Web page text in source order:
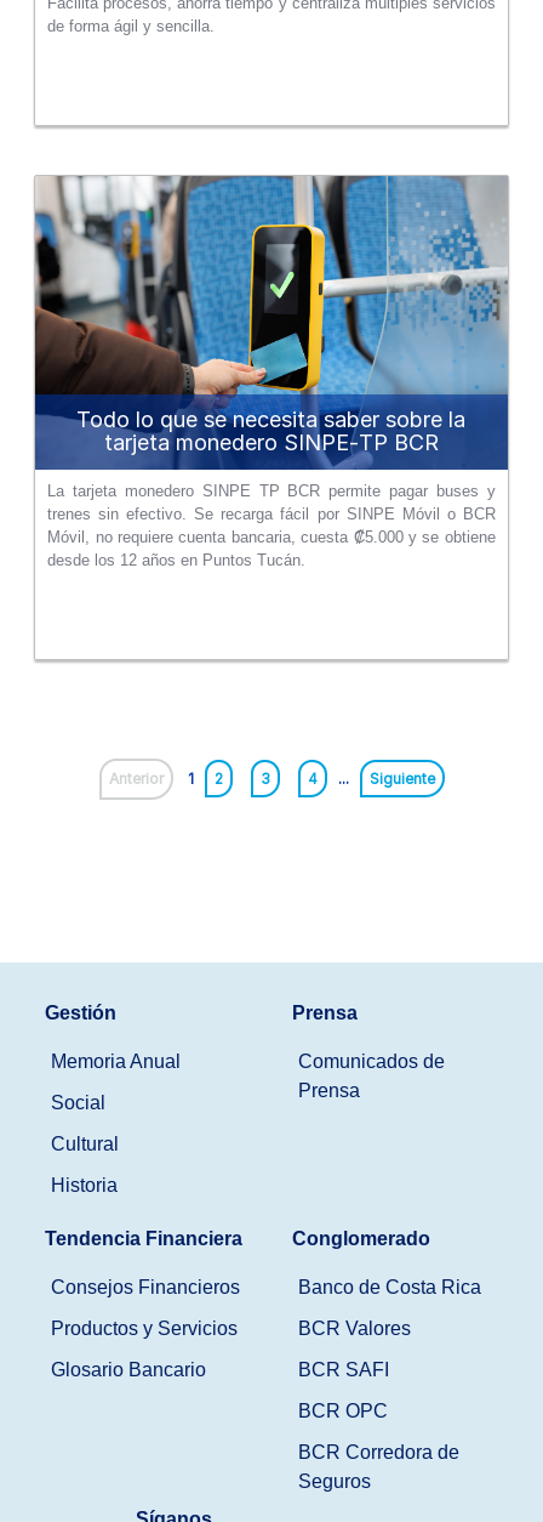
de forma ágil y sencilla.
Todo lo que se necesita saber sobre la
tarjeta monedero SINPE‑TP BCR
La tarjeta monedero SINPE TP BCR permite pagar buses y
trenes sin efectivo. Se recarga fácil por SINPE Móvil o BCR
Móvil, no requiere cuenta bancaria, cuesta ₡5.000 y se obtiene
desde los 12 años en Puntos Tucán.
Anterior 1 2 3 4 ... Siguiente
Gestión
Memoria Anual
Social
Cultural
Historia
Prensa
Comunicados de
Prensa
Tendencia Financiera
Consejos Financieros
Productos y Servicios
Glosario Bancario
Conglomerado
Banco de Costa Rica
BCR Valores
BCR SAFI
BCR OPC
BCR Corredora de
Seguros